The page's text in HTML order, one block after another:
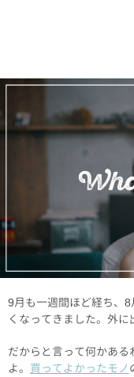
9月も一週間ほど経ち、
くなってきました。外に
だからと言って何かあ
よ。 買ってよかったモノ